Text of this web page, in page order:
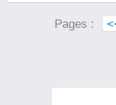
Pages :